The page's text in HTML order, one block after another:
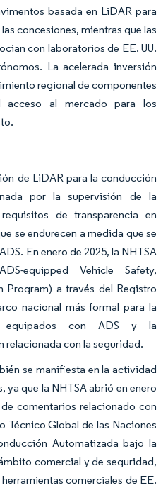
basada en LiDAR para
concesiones, mientras que las
con laboratorios de EE. UU.
La acelerada inversión
regional de componentes
acceso al mercado para los
de LiDAR para la conducción
por la supervisión de la
de transparencia en
se endurecen a medida que se
En enero de 2025, la NHTSA
equipped Vehicle Safety,
Program) a través del Registro
nacional más formal para la
equipados con ADS y la
con la seguridad.
se manifiesta en la actividad
ya que la NHTSA abrió en enero
comentarios relacionado con
Técnico Global de las Naciones
Automatizada bajo la
comercial y de seguridad,
comerciales de EE.